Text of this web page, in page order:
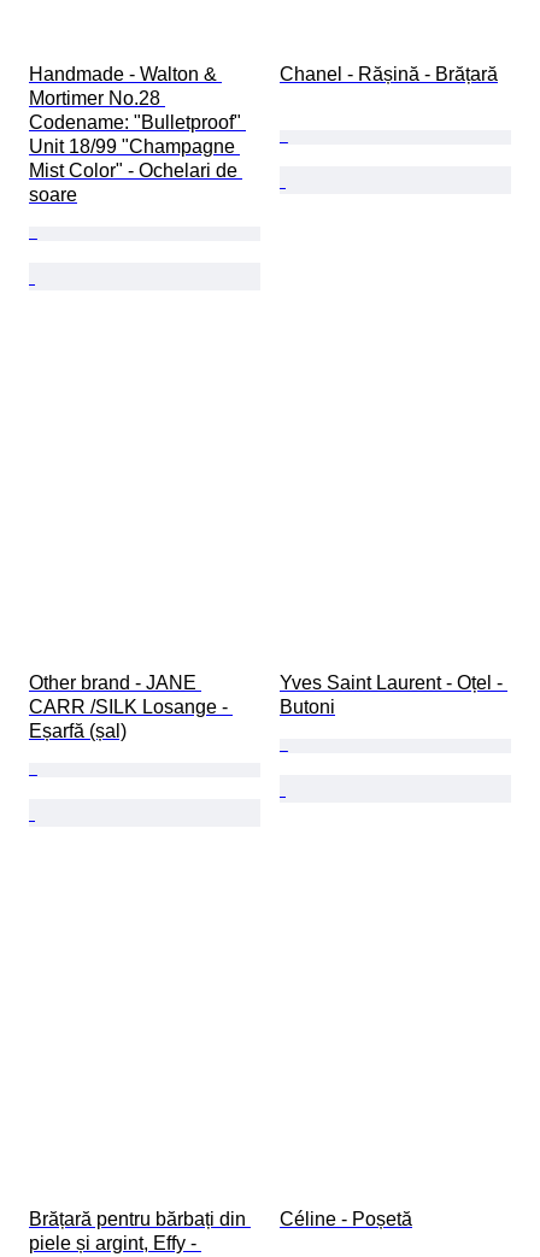
Handmade - Walton &
Mortimer No.28
Codename: "Bulletproof"
Unit 18/99 "Champagne
Mist Color" - Ochelari de
soare
Chanel - Rășină - Brățară
Other brand - JANE
CARR /SILK Losange -
Eșarfă (șal)
Yves Saint Laurent - Oțel -
Butoni
Brățară pentru bărbați din
piele și argint, Effy -
Céline - Poșetă